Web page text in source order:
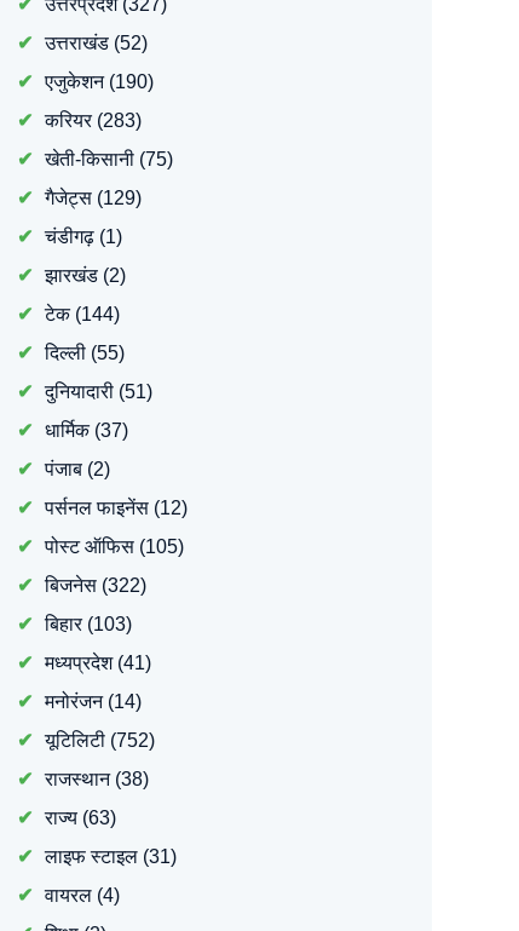
उत्तरप्रदेश(327)
उत्तराखंड(52)
एजुकेशन(190)
करियर(283)
खेती-किसानी(75)
गैजेट्स(129)
चंडीगढ़(1)
झारखंड(2)
टेक(144)
दिल्ली(55)
दुनियादारी(51)
धार्मिक(37)
पंजाब(2)
पर्सनल फाइनेंस(12)
पोस्ट ऑफिस(105)
बिजनेस(322)
बिहार(103)
मध्यप्रदेश(41)
मनोरंजन(14)
यूटिलिटी(752)
राजस्थान(38)
राज्य(63)
लाइफ स्टाइल(31)
वायरल(4)